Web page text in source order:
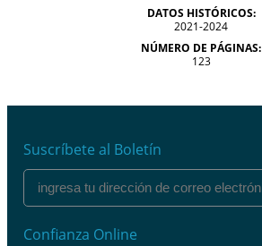
DATOS HISTÓRICOS:
2021-2024
NÚMERO DE PÁGINAS:
123
Suscríbete al Boletín
Confianza Online